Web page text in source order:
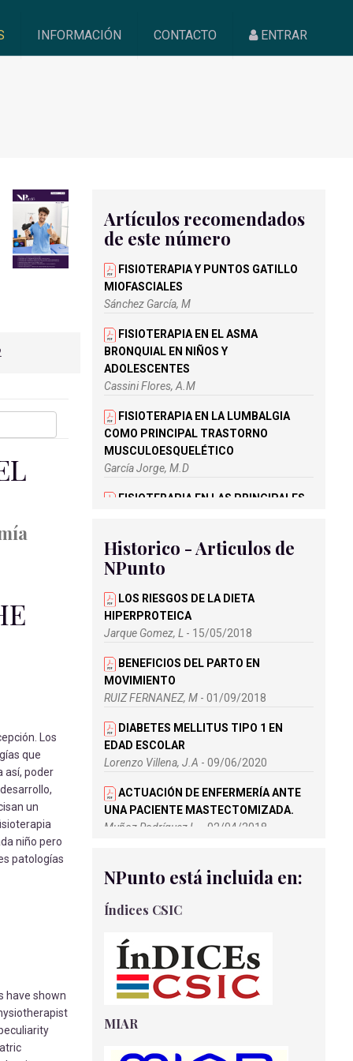
INFORMACIÓN CONTACTO ENTRAR
Los
que
así, poder
un
niño pero
patologías
have shown
Artículos recomendados
de este número
FISIOTERAPIA Y PUNTOS GATILLO
MIOFASCIALES
Sánchez García, M
FISIOTERAPIA EN EL ASMA
BRONQUIAL EN NIÑOS Y
ADOLESCENTES
Cassini Flores, A.M
FISIOTERAPIA EN LA LUMBALGIA
COMO PRINCIPAL TRASTORNO
MUSCULOESQUELÉTICO
García Jorge, M.D
FISIOTERAPIA EN LAS PRINCIPALES
González Mancebo, C
EN OBSTETRICIA
Membiela Zafra, M
SÍNDROME COMPARTIMENTAL Y DE
APLASTAMIENTO. ACTUACIÓN
PREHOSPITALARIA
REVISIÓN BIBLIOGRÁFICA –
ENTEROCOLITIS NECROTIZANTE EN EL
Gonzalez Izquierdo, L
Historico - Articulos de
NPunto
LOS RIESGOS DE LA DIETA
HIPERPROTEICA
Jarque Gomez, L - 15/05/2018
BENEFICIOS DEL PARTO EN
MOVIMIENTO
RUIZ FERNANEZ, M - 01/09/2018
DIABETES MELLITUS TIPO 1 EN
EDAD ESCOLAR
Lorenzo Villena, J.A - 09/06/2020
ACTUACIÓN DE ENFERMERÍA ANTE
UNA PACIENTE MASTECTOMIZADA.
Muñoz Rodríguez L.
- 02/04/2018
PERIOPERATORIAS: ACTUACIÓN DE
Sánchez Bustos L.
ABORDAJE PALIATIVO NO
ONCOLÓGICO DE LA ENFERMERA
GESTORA DE CASOS EN ATENCIÓN
PRIMARIA
PARA EL TRASTORNO POR DÉFICIT DE
NPunto está incluida en:
Índices CSIC
MIAR